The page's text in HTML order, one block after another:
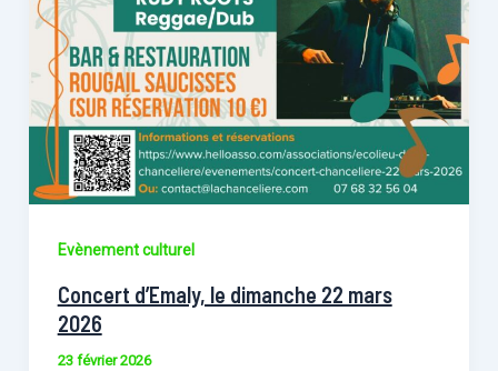
Evènement culturel
Concert d’Emaly, le dimanche 22 mars
2026
23 février 2026